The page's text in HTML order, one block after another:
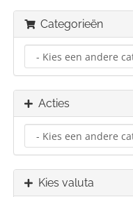
Categorieën
Acties
Kies valuta